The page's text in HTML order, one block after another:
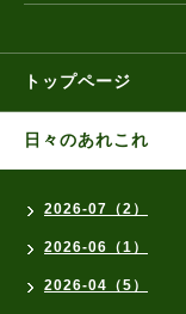
トップページ
日々のあれこれ
2026-07（2）
2026-06（1）
2026-04（5）